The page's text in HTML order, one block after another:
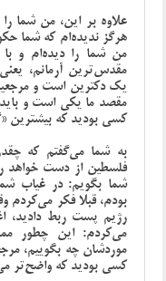
علاوه بر این، من شما
هرگز ندیده‌ام که شما
من شما را دیده‌ام و
مقدس‌ترین آرمانم،
یک دکترین است و
مقصد ما یکی است و
کسی بودید که بیشترین
به شما می‌گفتم که
فلسطین از دست خواهد
شما بگویم: در غیاب
بودم، قبلا فکر می‌کردم
رژیم پست ربط دادید،
می‌کردم: این چطور
موردشان چه بگوییم،
کسی بودید که واضح‌تر